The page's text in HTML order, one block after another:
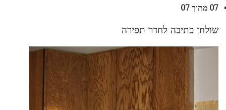
07 מתוך 07
שולחן כתיבה לחדר תפירה